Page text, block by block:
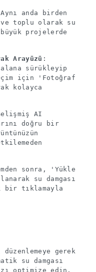
anda birden
toplu olarak su
projelerde
Arayüzü :
sürükleyip
için 'Fotoğraf
kolayca
AI
doğru bir
sonra, 'Yükle
su damgası
bir tıklamayla
düzenlemeye gerek
su damgası
optimize edin.